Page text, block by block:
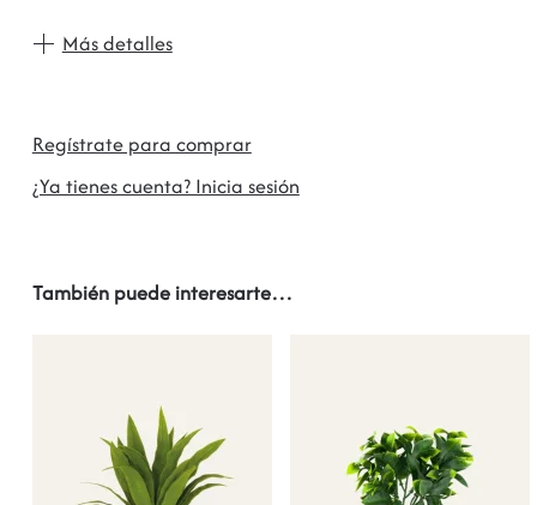
Más detalles
Regístrate para comprar
¿Ya tienes cuenta? Inicia sesión
También puede interesarte…